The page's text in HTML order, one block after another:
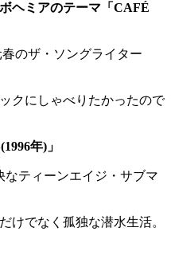
ヘミアのテーマ「CAFÉ
のザ・ソングライター
にしゃべりたかったので
年)」
ティーンエイジ・サブマ
でなく孤独な潜水生活。